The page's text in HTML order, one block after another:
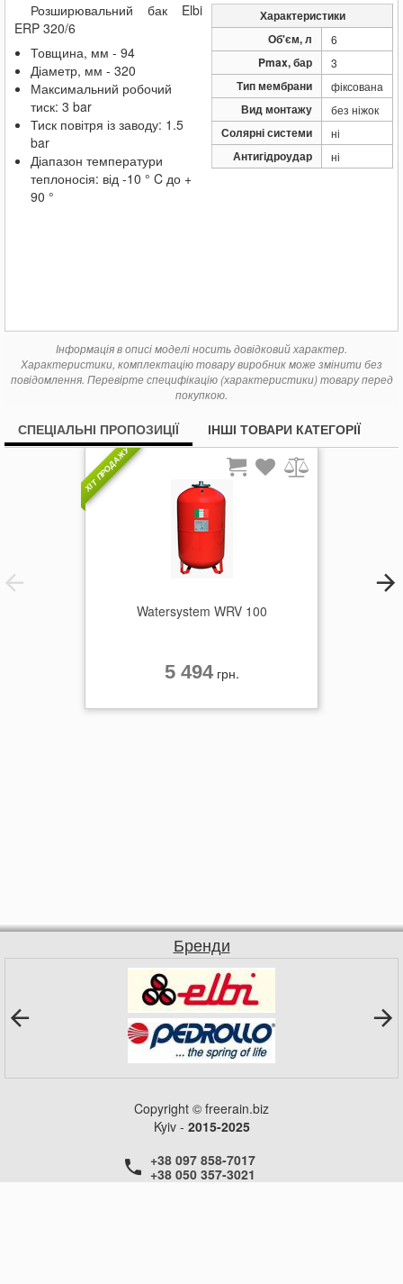
Характеристики
Об'єм, л
6
Pmax, бар 3
Тип мембрани фіксована
Вид монтажу без ніжок
Солярні системи ні
Антигідроудар ні
Розширювальний бак Elbi
ERP 320/6
Товщина, мм - 94
Діаметр, мм - 320
Максимальний робочий
тиск: 3 bar
Тиск повітря із заводу: 1.5
bar
Діапазон температури
теплоносія: від -10 ° C до +
90 °
Інформація в описі моделі носить довідковий характер.
Характеристики, комплектацію товару виробник може змінити без
повідомлення. Перевірте специфікацію (характеристики) товару перед
покупкою.
СПЕЦІАЛЬНІ ПРОПОЗИЦІЇ ІНШІ ТОВАРИ КАТЕГОРІЇ
ХІТ ПРОДАЖУ
Watersystem WRV 100
5 494грн.
Бренди
Copyright © freerain.biz
Kyiv - 2015-2025
+38 097 858-7017
+38 050 357-3021